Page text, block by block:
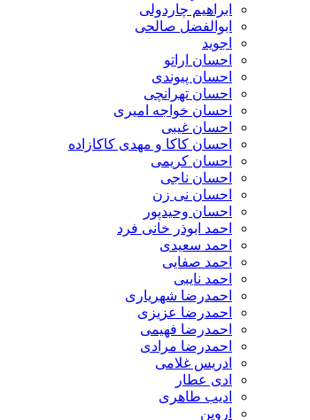
ابراهیم چاردولی
ابوالفضل صالحی
اجوید
احسان اراتو
احسان پیوندی
احسان تهرانچی
احسان خواجه امیری
احسان غیبی
احسان کاکا و مهدی کاکازاده
احسان کریمی
احسان ناجی
احسان نی زن
احسان وحیدپور
احمد ابوذر خانی فرد
احمد سعیدی
احمد صفایی
احمد نایبی
احمدرضا شهریاری
احمدرضا عزیزی
احمدرضا فهیمی
احمدرضا مرادی
ادریس غلامی
ادی عطار
ادیب طاهری
اروین